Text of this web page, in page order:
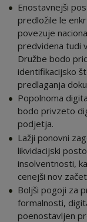
Enostavnejši
predložile le
povezuje
predvidena tudi
Družbe bodo
identifikacijsko
predlaganja
Popolnoma
bodo privzeto
podjetja.
Lažji ponovni
likvidacijski
insolventnosti,
cenejši nov
Boljši pogoji za
formalnosti,
poenostavljen